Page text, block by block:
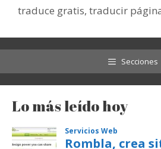
traduce gratis, traducir
Secciones
Lo más leído hoy